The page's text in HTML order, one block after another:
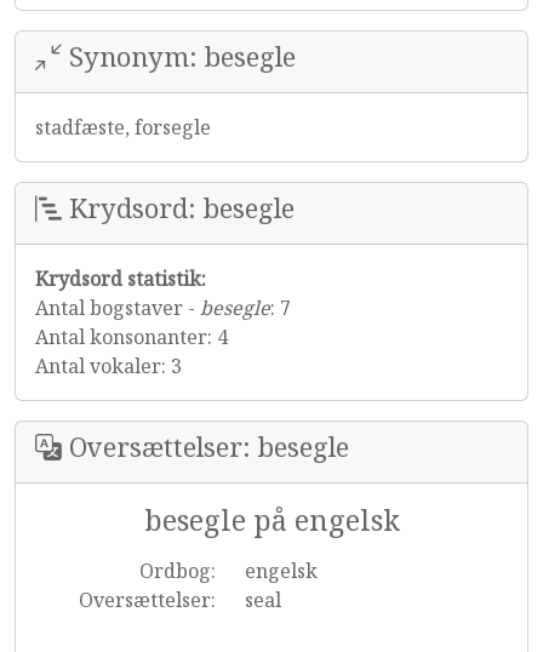
Synonym: besegle
stadfæste, forsegle
Krydsord: besegle
Krydsord statistik:
Antal bogstaver - besegle: 7
Antal konsonanter: 4
Antal vokaler: 3
Oversættelser: besegle
besegle på engelsk
Ordbog:
engelsk
Oversættelser:
seal